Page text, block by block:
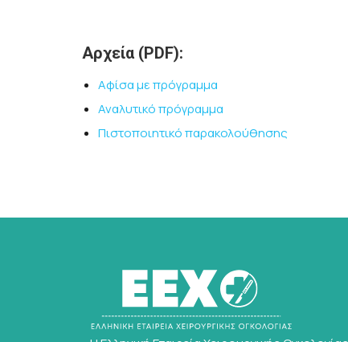
Αρχεία (PDF):
Αφίσα με πρόγραμμα
Αναλυτικό πρόγραμμα
Πιστοποιητικό παρακολούθησης